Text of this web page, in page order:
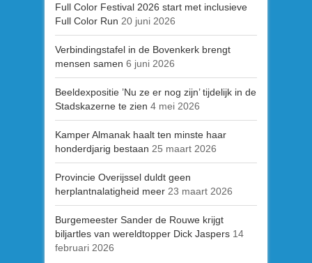
Full Color Festival 2026 start met inclusieve
Full Color Run 20 juni 2026
Verbindingstafel in de Bovenkerk brengt
mensen samen 6 juni 2026
Beeldexpositie ’Nu ze er nog zijn’ tijdelijk in de
Stadskazerne te zien 4 mei 2026
Kamper Almanak haalt ten minste haar
honderdjarig bestaan 25 maart 2026
Provincie Overijssel duldt geen
herplantnalatigheid meer 23 maart 2026
Burgemeester Sander de Rouwe krijgt
biljartles van wereldtopper Dick Jaspers 14
februari 2026